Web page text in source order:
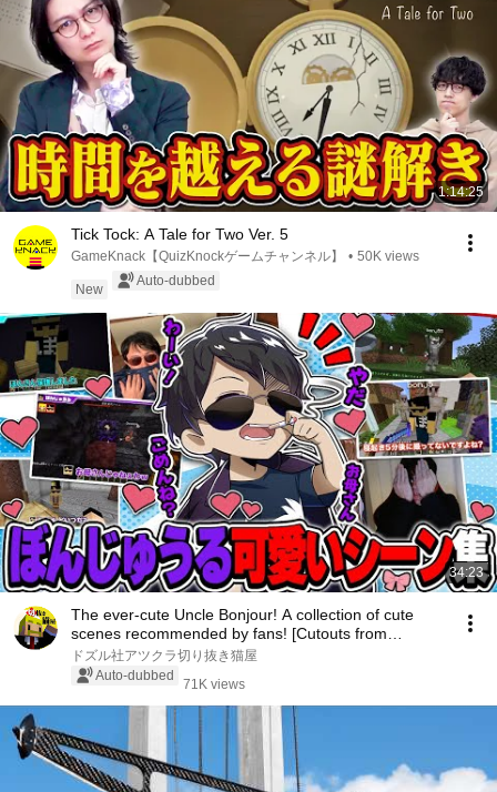
1:14:25
Tick Tock: A Tale for Two Ver. 5
GameKnack【QuizKnockゲームチャンネル】 • 50K views
New
Auto-dubbed
34:23
The ever-cute Uncle Bonjour! A collection of cute
scenes recommended by fans! [Cutouts from
Dozle...
ドズル社アツクラ切り抜き猫屋
Auto-dubbed
71K views